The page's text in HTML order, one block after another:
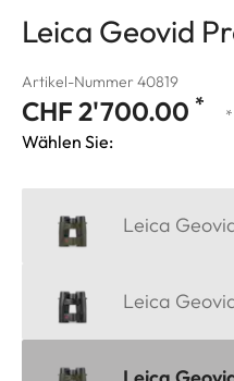
Leica Geovid
Artikel-Nummer 40819
CHF 2'700.00 *
Wählen Sie:
Leica
Leica